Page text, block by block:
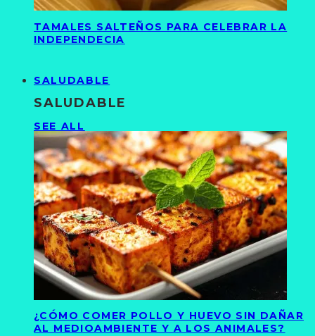
TAMALES SALTEÑOS PARA CELEBRAR LA
INDEPENDECIA
SALUDABLE
SALUDABLE
SEE ALL
¿CÓMO COMER POLLO Y HUEVO SIN DAÑAR
AL MEDIOAMBIENTE Y A LOS ANIMALES?